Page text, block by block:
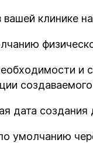
клинике
и
дата создания
умолчанию